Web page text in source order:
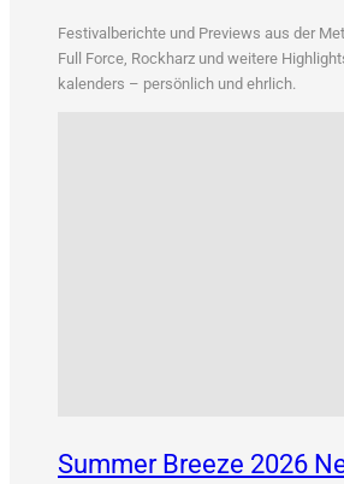
Fes­ti­val­be­rich­te und Pre­views aus der
Full Force, Rock­harz und wei­te­re
ka­len­ders – per­sön­lich und ehrlich.
Summer Breeze 2026